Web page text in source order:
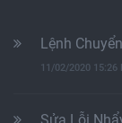
Lệnh
11/02/2020 15:26